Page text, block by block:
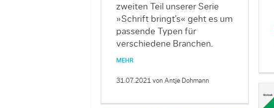
zweiten Teil unserer Serie
»Schrift bringt’s« geht es um
passende Typen für
verschiedene Branchen.
MEHR
31.07.2021 von Antje Dohmann